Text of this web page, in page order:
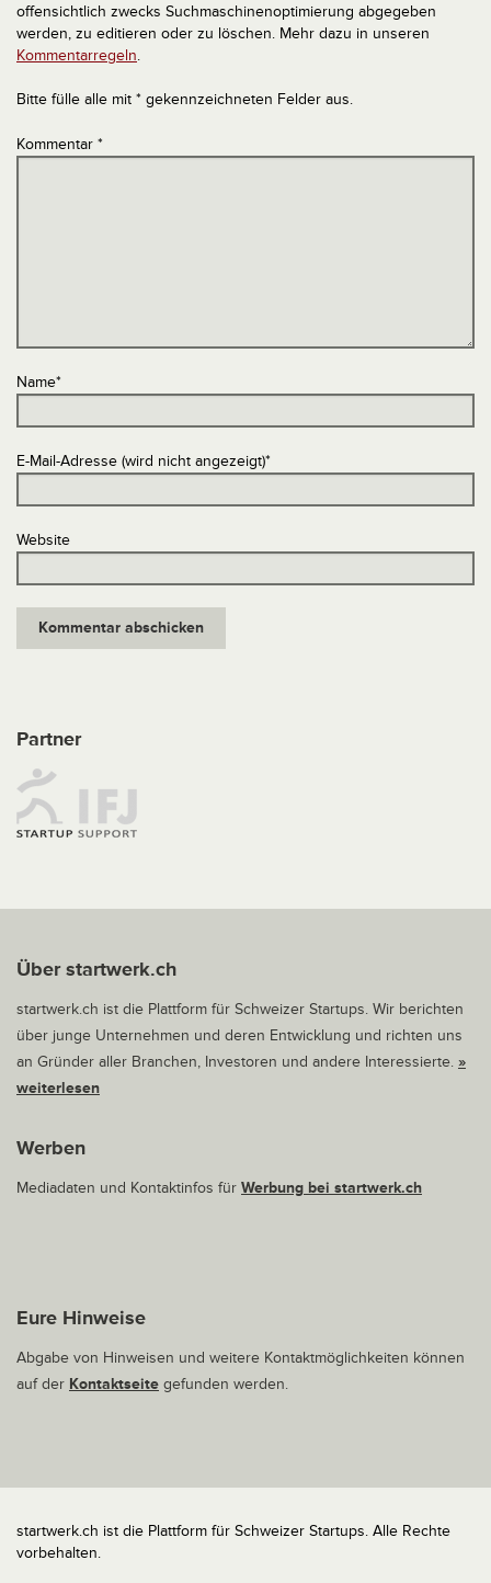
offensichtlich zwecks Suchmaschinenoptimierung abgegeben
werden, zu editieren oder zu löschen. Mehr dazu in unseren
Kommentarregeln.
Bitte fülle alle mit * gekennzeichneten Felder aus.
Kommentar *
Name*
E-Mail-Adresse (wird nicht angezeigt)*
Website
Partner
Über startwerk.ch
startwerk.ch ist die Plattform für Schweizer Startups. Wir berichten
über junge Unternehmen und deren Entwicklung und richten uns
an Gründer aller Branchen, Investoren und andere Interessierte. »
weiterlesen
Werben
Mediadaten und Kontaktinfos für Werbung bei startwerk.ch
Eure Hinweise
Abgabe von Hinweisen und weitere Kontaktmöglichkeiten können
auf der Kontaktseite gefunden werden.
startwerk.ch ist die Plattform für Schweizer Startups. Alle Rechte
vorbehalten.